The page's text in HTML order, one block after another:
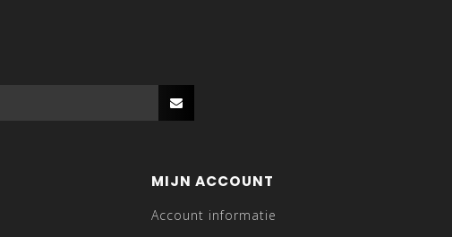
MIJN ACCOUNT
Account informatie